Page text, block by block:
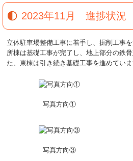
2023年11月 進捗状況
立体駐車場整備工事に着手し、掘削工事
所棟は基礎工事が完了し、地上部分の鉄
た、東棟は引き続き基礎工事を進めていま
写真方向①
写真方向③